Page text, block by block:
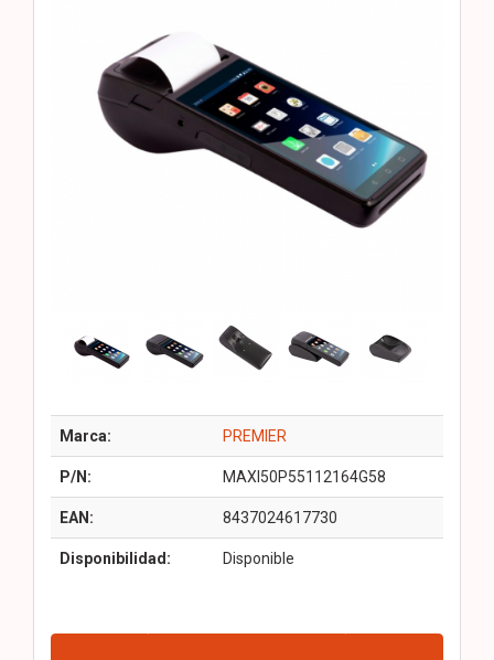
Marca: PREMIER
P/N: MAXI50P55112164G58
EAN: 8437024617730
Disponibilidad: Disponible